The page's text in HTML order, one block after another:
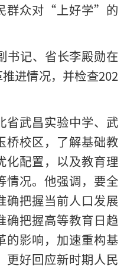
群众对“上好学”的
书记、省长李殿勋在
进情况，并检查202
省武昌实验中学、武
桥校区，了解基础教
化配置，以及教育理
情况。他强调，要全
确把握当前人口发展
确把握高等教育日趋
的影响，加速重构基
更好回应新时期人民